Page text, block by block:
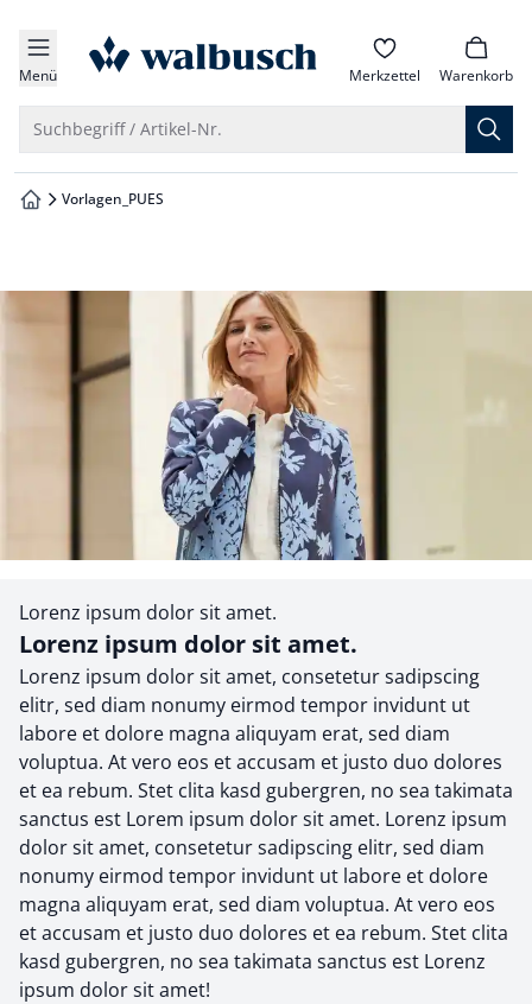
springen
springen
springen
springen
Menü zur Startseite Merkzettel Warenkorb
Suchbegriff / Artikel-Nr.
zur Startseite
Vorlagen_PUES
Lorenz ipsum dolor sit amet.
Lorenz ipsum dolor sit amet.
Lorenz ipsum dolor sit amet, consetetur sadipscing
elitr, sed diam nonumy eirmod tempor invidunt ut
labore et dolore magna aliquyam erat, sed diam
voluptua. At vero eos et accusam et justo duo dolores
et ea rebum. Stet clita kasd gubergren, no sea takimata
sanctus est Lorem ipsum dolor sit amet. Lorenz ipsum
dolor sit amet, consetetur sadipscing elitr, sed diam
nonumy eirmod tempor invidunt ut labore et dolore
magna aliquyam erat, sed diam voluptua. At vero eos
et accusam et justo duo dolores et ea rebum. Stet clita
kasd gubergren, no sea takimata sanctus est Lorenz
ipsum dolor sit amet!